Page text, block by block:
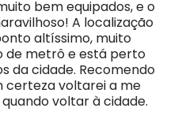
bem equipados, e o
A localização
altíssimo, muito
de metrô e está perto
da cidade. Recomendo
certeza voltarei a me
voltar à cidade.